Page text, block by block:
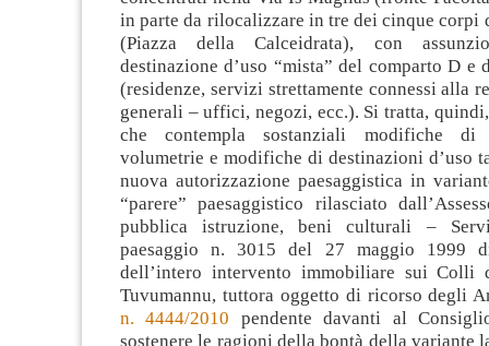
in parte da rilocalizzare in tre dei cinque corpi
(Piazza della Calceidrata), con
destinazione d’uso “mista” del comparto D e
(residenze, servizi strettamente connessi alla
generali – uffici, negozi, ecc.). Si tratta,
che contempla sostanziali modifiche di
volumetrie e modifiche di destinazioni d’uso
nuova autorizzazione paesaggistica in
“parere” paesaggistico rilasciato
pubblica istruzione, beni culturali –
paesaggio n. 3015 del 27 maggio 1999
dell’intero intervento immobiliare sui Colli
Tuvumannu, tuttora oggetto di ricorso degli
n. 4444/2010 pendente davanti al
sostenere le ragioni della bontà della variante